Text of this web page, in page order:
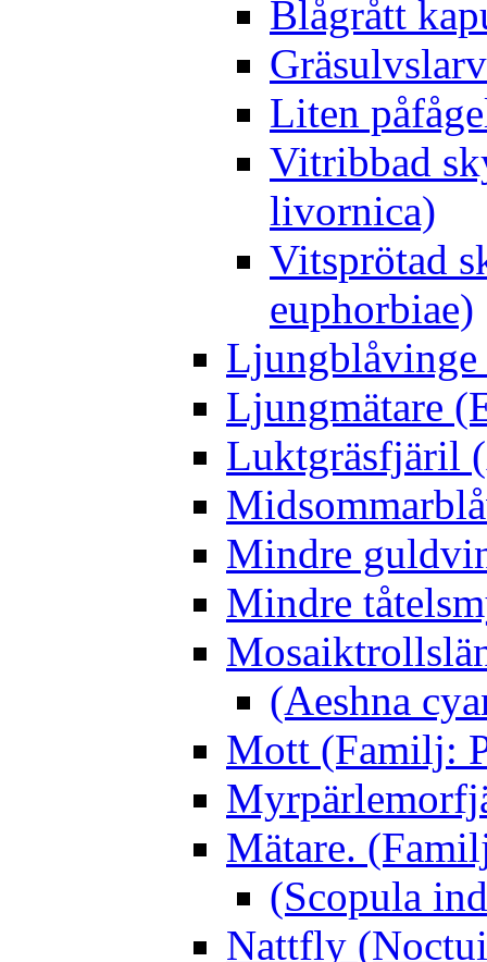
Blågrått
Liten
Vitribbad
livornica)
Vitsprötad
euphorbiae)
Ljungblåvinge
Ljungmätare
Luktgräsfjäril
Mindre
Mindre
(Aeshna
Mott (Familj:
Mätare.
(Scopula
Nattfly